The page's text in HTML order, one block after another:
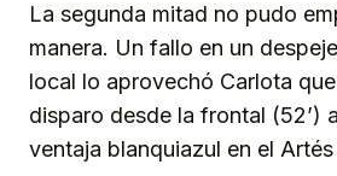
La segunda mitad no pudo
manera. Un fallo en un
local lo aprovechó Carlota
disparo desde la frontal (52’)
ventaja blanquiazul en el